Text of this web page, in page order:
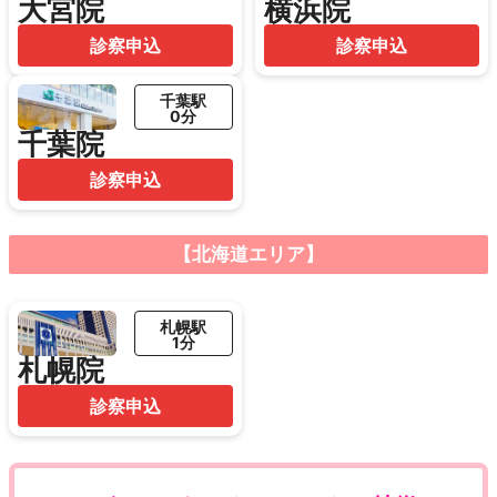
大宮院
診察申込
横浜院
診察申込
千葉院
千葉駅
0分
診察申込
【北海道エリア】
札幌院
札幌駅
1分
診察申込